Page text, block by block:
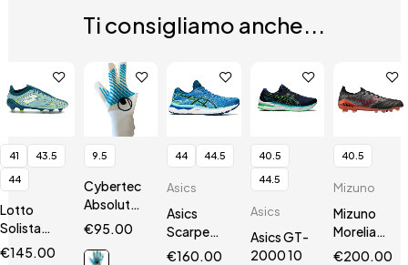
Ti consigliamo anche...
41
43.5
44
Lotto
Solista
200 VII
€145.00
9.5
Cybertec
AbsolutGrip
HN
€95.00
44 44.5
Asics
Asics
Scarpe
Gel
€160.00
40.5
44.5
Asics
Asics GT-
2000 10
40.5
Mizuno
Mizuno
Morelia
Neo III Β
€200.00